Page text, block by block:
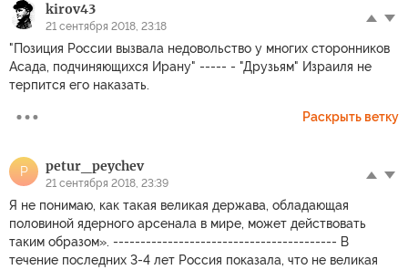
kirov43
21 сентября 2018, 23:18
"Позиция России вызвала недовольство у многих сторонников
Асада, подчиняющихся Ирану" ----- - "Друзьям" Израиля не
терпится его наказать.
Раскрыть ветку
P petur_peychev
21 сентября 2018, 23:39
Я не понимаю, как такая великая держава, обладающая
половиной ядерного арсенала в мире, может действовать
таким образом». ----------------------------------------- В
течение последних 3-4 лет Россия показала, что не великая